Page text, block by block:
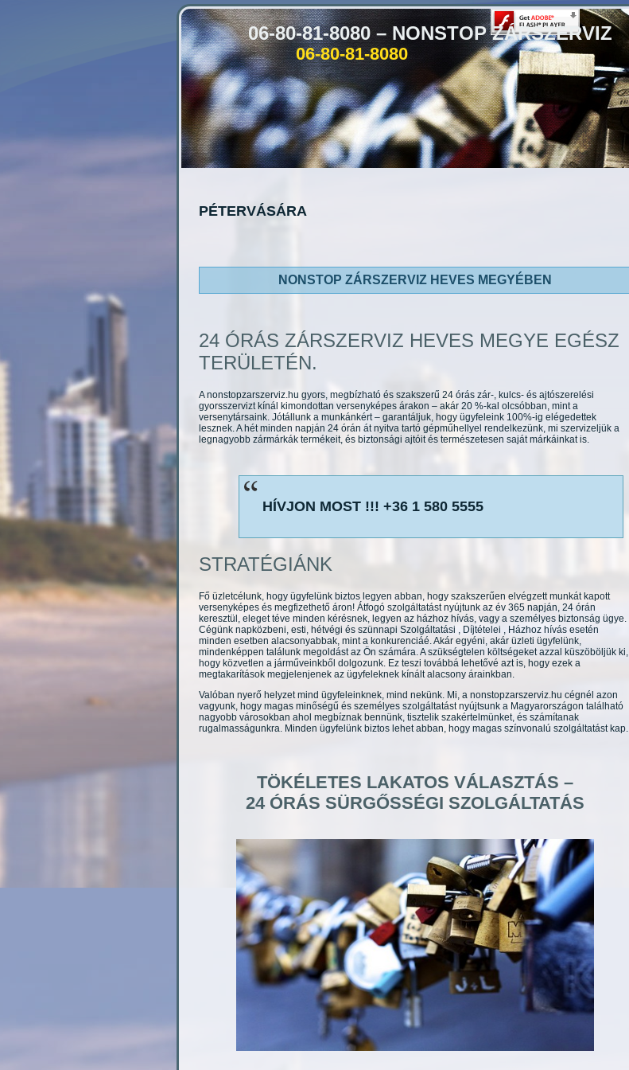
06-80-81-8080 – NONSTOP ZÁRSZERVIZ
06-80-81-8080
PÉTERVÁSÁRA
NONSTOP ZÁRSZERVIZ HEVES MEGYÉBEN
24 ÓRÁS ZÁRSZERVIZ HEVES MEGYE EGÉSZ
TERÜLETÉN.
A nonstopzarszerviz.hu gyors, megbízható és szakszerű 24 órás zár-, kulcs- és ajtószerelési
gyorsszervizt kínál kimondottan versenyképes árakon – akár 20 %-kal olcsóbban, mint a
versenytársaink. Jótállunk a munkánkért – garantáljuk, hogy ügyfeleink 100%-ig elégedettek
lesznek. A hét minden napján 24 órán át nyitva tartó gépműhellyel rendelkezünk, mi szervizeljük a
legnagyobb zármárkák termékeit, és biztonsági ajtóit és természetesen saját márkáinkat is.
HÍVJON MOST !!! +36 1 580 5555
STRATÉGIÁNK
Fő üzletcélunk, hogy ügyfelünk biztos legyen abban, hogy szakszerűen elvégzett munkát kapott
versenyképes és megfizethető áron! Átfogó szolgáltatást nyújtunk az év 365 napján, 24 órán
keresztül, eleget téve minden kérésnek, legyen az házhoz hívás, vagy a személyes biztonság ügye.
Cégünk napközbeni, esti, hétvégi és szünnapi Szolgáltatási , Díjtételei , Házhoz hívás esetén
minden esetben alacsonyabbak, mint a konkurenciáé. Akár egyéni, akár üzleti ügyfelünk,
mindenképpen találunk megoldást az Ön számára. A szükségtelen költségeket azzal küszöböljük ki,
hogy közvetlen a járműveinkből dolgozunk. Ez teszi továbbá lehetővé azt is, hogy ezek a
megtakarítások megjelenjenek az ügyfeleknek kínált alacsony árainkban.
Valóban nyerő helyzet mind ügyfeleinknek, mind nekünk. Mi, a nonstopzarszerviz.hu cégnél azon
vagyunk, hogy magas minőségű és személyes szolgáltatást nyújtsunk a Magyarországon található
nagyobb városokban ahol megbíznak bennünk, tisztelik szakértelmünket, és számítanak
rugalmasságunkra. Minden ügyfelünk biztos lehet abban, hogy magas színvonalú szolgáltatást kap.
TÖKÉLETES LAKATOS VÁLASZTÁS –
24 ÓRÁS SÜRGŐSSÉGI SZOLGÁLTATÁS